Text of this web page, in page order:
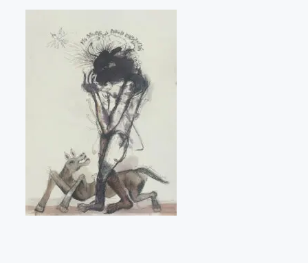
Visitas a los ateliers o talleres de artistas
Presse
Qué dicen de nosotros?
Aviso legal
Política de cookies
Expositions
Bruit de gommettes Paris 2025